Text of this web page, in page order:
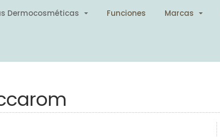
Dermocosméticas Funciones Marcas